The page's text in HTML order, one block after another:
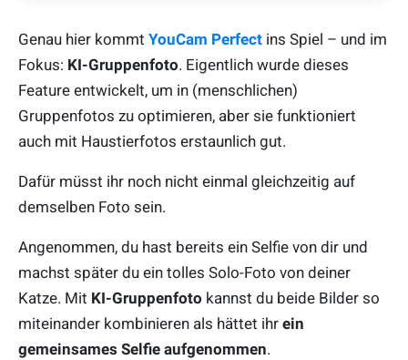
Genau hier kommt YouCam Perfect ins Spiel – und im
Fokus: KI-Gruppenfoto. Eigentlich wurde dieses
Feature entwickelt, um in (menschlichen)
Gruppenfotos zu optimieren, aber sie funktioniert
auch mit Haustierfotos erstaunlich gut.
Dafür müsst ihr noch nicht einmal gleichzeitig auf
demselben Foto sein.
Angenommen, du hast bereits ein Selfie von dir und
machst später du ein tolles Solo-Foto von deiner
Katze. Mit KI-Gruppenfoto kannst du beide Bilder so
miteinander kombinieren als hättet ihr ein
gemeinsames Selfie aufgenommen.